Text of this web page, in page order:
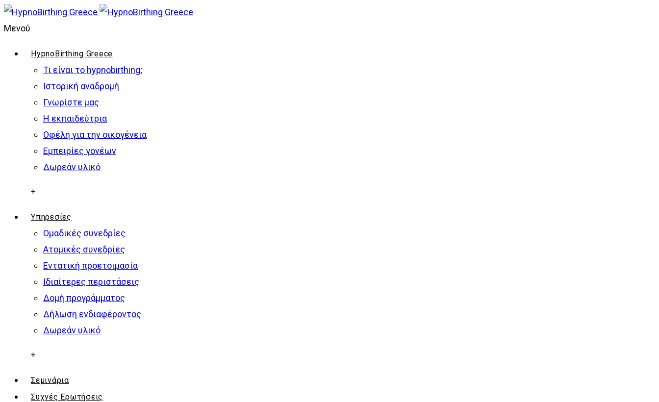
Μενού
ΗypnoBirthing Greece
Τι είναι το hypnobirthing;
Ιστορική αναδρομή
Γνωρίστε μας
Η εκπαιδεύτρια
Οφέλη για την οικογένεια
Εμπειρίες γονέων
Δωρεάν υλικό
+
Υπηρεσίες
Ομαδικές συνεδρίες
Ατομικές συνεδρίες
Εντατική προετοιμασία
Ιδιαίτερες περιστάσεις
Δομή προγράμματος
Δήλωση ενδιαφέροντος
Δωρεάν υλικό
+
Σεμινάρια
Συχνές Ερωτήσεις